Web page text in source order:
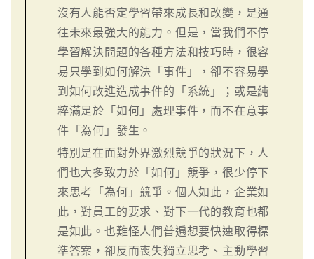
沒有人能否定學習帶來成長和改變，是通
往未來最強大的能力。但是，當我們不停
學習解決問題的各種方法和技巧時，很容
易只學到如何解決「事件」，卻不容易學
到如何改進造成事件的「系統」；或是純
粹滿足於「如何」處理事件，而不在意事
件「為何」發生。
特別是在面對外界激烈競爭的狀況下，人
們也大多致力於「如何」競爭，很少停下
來思考「為何」競爭。個人如此，企業如
此，對員工的要求、對下一代的教育也都
是如此。也難怪人們普遍想要快速取得標
準答案，卻反而喪失獨立思考、主動學習